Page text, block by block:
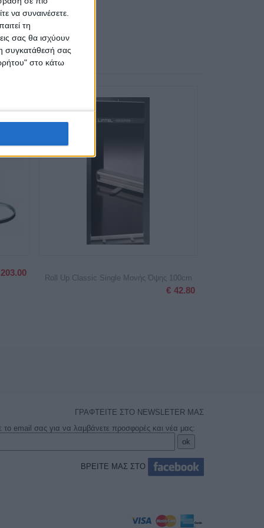
να συναινέσετε.
τη
σας θα ισχύουν
συγκατάθεσή σας
στο κάτω
203.00
Roll Up Classic Single Μονής Όψης 100cm
€ 42.80
ΓΡΑΦΤΕΙΤΕ ΣΤΟ NEWSLETER ΜΑΣ
το email σας για να λαμβάνετε προσφορές και νέα μας:
ΒΡΕΙΤΕ ΜΑΣ ΣΤΟ